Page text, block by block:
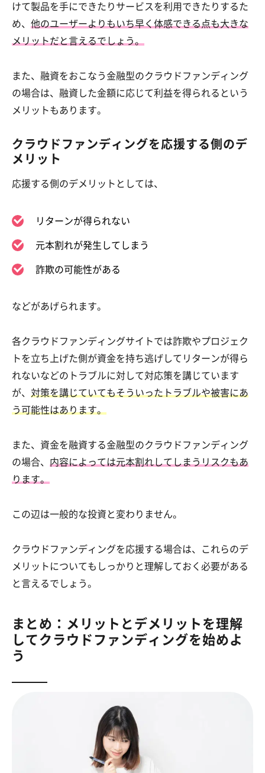
けて製品を手にできたりサービスを利用できたりするた
め、 他のユーザーよりもいち早く体感できる点も大きな
メリットだと言えるでしょう。
また、融資をおこなう金融型のクラウドファンディング
の場合は、融資した金額に応じて利益を得られるという
メリットもあります。
クラウドファンディングを応援する側のデ
メリット
応援する側のデメリットとしては、
リターンが得られない
元本割れが発生してしまう
詐欺の可能性がある
などがあげられます。
各クラウドファンディングサイトでは詐欺やプロジェク
トを立ち上げた側が資金を持ち逃げしてリターンが得ら
れないなどのトラブルに対して対応策を講じています
が、 対策を講じていてもそういったトラブルや被害にあ
う可能性はあります。
また、資金を融資する金融型のクラウドファンディング
の場合、 内容によっては元本割れしてしまうリスクもあ
ります。
この辺は一般的な投資と変わりません。
クラウドファンディングを応援する場合は、これらのデ
メリットについてもしっかりと理解しておく必要がある
と言えるでしょう。
まとめ：メリットとデメリットを理解
してクラウドファンディングを始めよ
う